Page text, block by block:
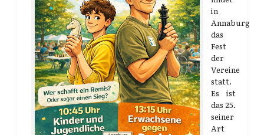
in
Annaburg
das
Fest
der
Vereine
statt.
Es ist
das 25.
seiner
Art